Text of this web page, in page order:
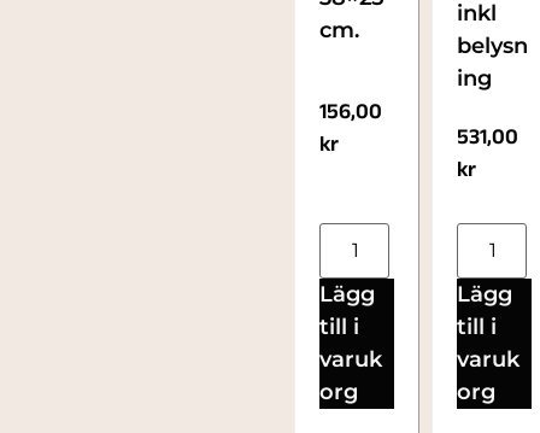
cm.
156,00
kr
Lägg
till i
varuk
org
inkl
belysn
ing
531,00
kr
Lägg
till i
varuk
org